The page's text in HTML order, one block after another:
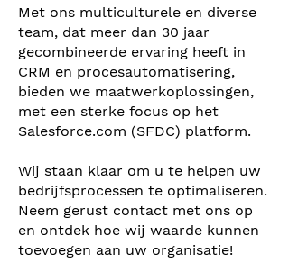
Met ons multiculturele en diverse
team, dat meer dan 30 jaar
gecombineerde ervaring heeft in
CRM en procesautomatisering,
bieden we maatwerkoplossingen,
met een sterke focus op het
Salesforce.com (SFDC) platform.
Wij staan klaar om u te helpen uw
bedrijfsprocessen te optimaliseren.
Neem gerust contact met ons op
en ontdek hoe wij waarde kunnen
toevoegen aan uw organisatie!